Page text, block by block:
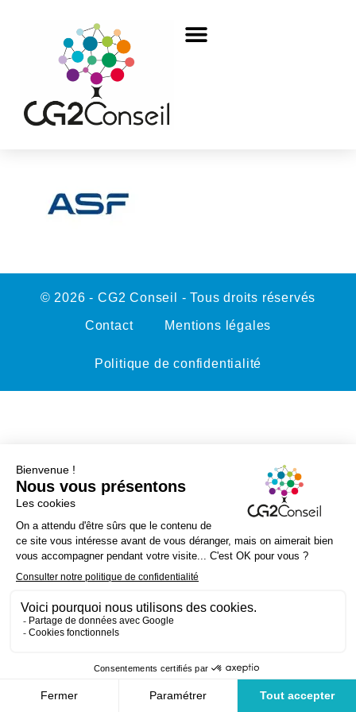
© 2026 - CG2 Conseil - Tous droits réservés
Contact Mentions légales
Politique de confidentialité